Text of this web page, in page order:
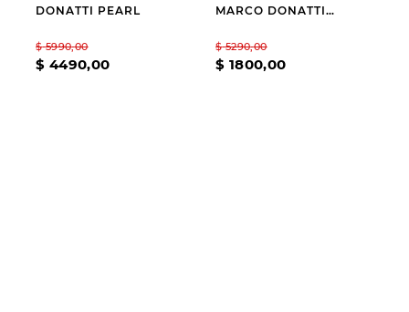
DONATTI PEARL
$ 5990,00
$ 4490,00
MARCO DONATTI
$ 5290,00
$ 1800,00